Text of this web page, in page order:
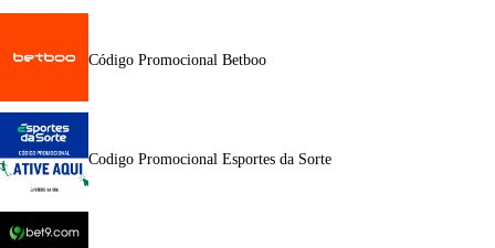
Código Promocional Betboo
Codigo Promocional Esportes da Sorte